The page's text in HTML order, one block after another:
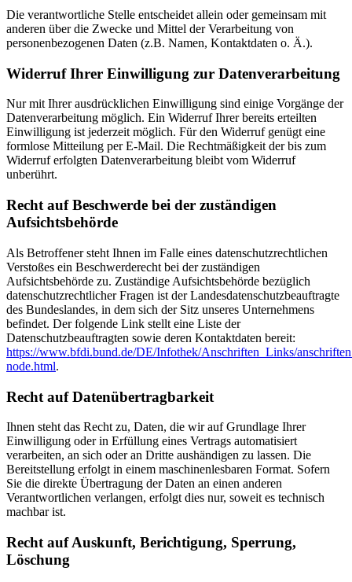
Die verantwortliche Stelle entscheidet allein oder gemeinsam mit
anderen über die Zwecke und Mittel der Verarbeitung von
personenbezogenen Daten (z.B. Namen, Kontaktdaten o. Ä.).
Widerruf Ihrer Einwilligung zur Datenverarbeitung
Nur mit Ihrer ausdrücklichen Einwilligung sind einige Vorgänge der
Datenverarbeitung möglich. Ein Widerruf Ihrer bereits erteilten
Einwilligung ist jederzeit möglich. Für den Widerruf genügt eine
formlose Mitteilung per E-Mail. Die Rechtmäßigkeit der bis zum
Widerruf erfolgten Datenverarbeitung bleibt vom Widerruf
unberührt.
Recht auf Beschwerde bei der zuständigen
Aufsichtsbehörde
Als Betroffener steht Ihnen im Falle eines datenschutzrechtlichen
Verstoßes ein Beschwerderecht bei der zuständigen
Aufsichtsbehörde zu. Zuständige Aufsichtsbehörde bezüglich
datenschutzrechtlicher Fragen ist der Landesdatenschutzbeauftragte
des Bundeslandes, in dem sich der Sitz unseres Unternehmens
befindet. Der folgende Link stellt eine Liste der
Datenschutzbeauftragten sowie deren Kontaktdaten bereit:
https://www.bfdi.bund.de/DE/Infothek/Anschriften_Links/
node.html.
Recht auf Datenübertragbarkeit
Ihnen steht das Recht zu, Daten, die wir auf Grundlage Ihrer
Einwilligung oder in Erfüllung eines Vertrags automatisiert
verarbeiten, an sich oder an Dritte aushändigen zu lassen. Die
Bereitstellung erfolgt in einem maschinenlesbaren Format. Sofern
Sie die direkte Übertragung der Daten an einen anderen
Verantwortlichen verlangen, erfolgt dies nur, soweit es technisch
machbar ist.
Recht auf Auskunft, Berichtigung, Sperrung,
Löschung